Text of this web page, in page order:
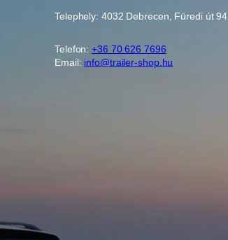
Telephely: 4032 Debrecen, Füredi út 94.
Telefon:+36 70 626 7696
Email: info@trailer-shop.hu